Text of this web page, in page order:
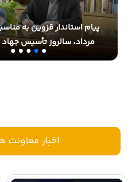
پیام استاندار قزوین به
مرداد، سالروز تأسیس
اخبار معاونت
اخبار